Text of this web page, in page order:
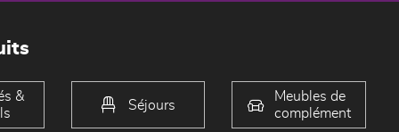
&
Séjours
Meubles de
complément